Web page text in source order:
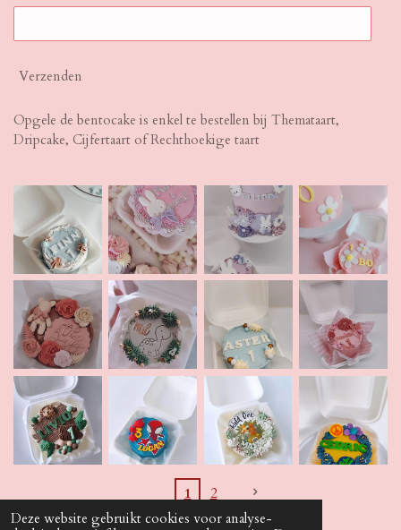
Deze website gebruikt cookies voor analyse-
Verzenden
Opgele de bentocake is enkel te bestellen bij Themataart,
Dripcake, Cijfertaart of Rechthoekige taart
1 2